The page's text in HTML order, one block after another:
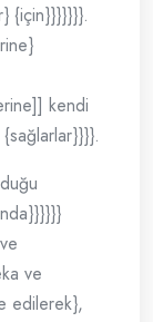
{için}}}}}}}.
kendi
ve
edilerek},